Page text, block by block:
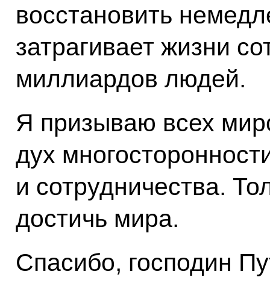
восстановить
затрагивает жизни
миллиардов людей.
Я призываю всех
дух
и сотрудничества.
достичь мира.
Спасибо, господин